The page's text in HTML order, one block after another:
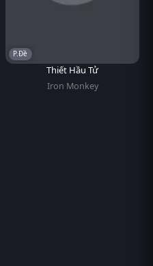
P.Đề
Thiết Hầu Tử
Iron Monkey